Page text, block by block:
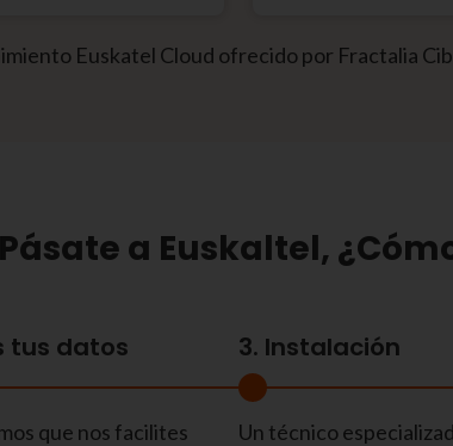
Euskatel Cloud ofrecido por Fractalia
Pásate a Euskaltel,
tus datos
que nos facilites
3. Instalación
Un técnico